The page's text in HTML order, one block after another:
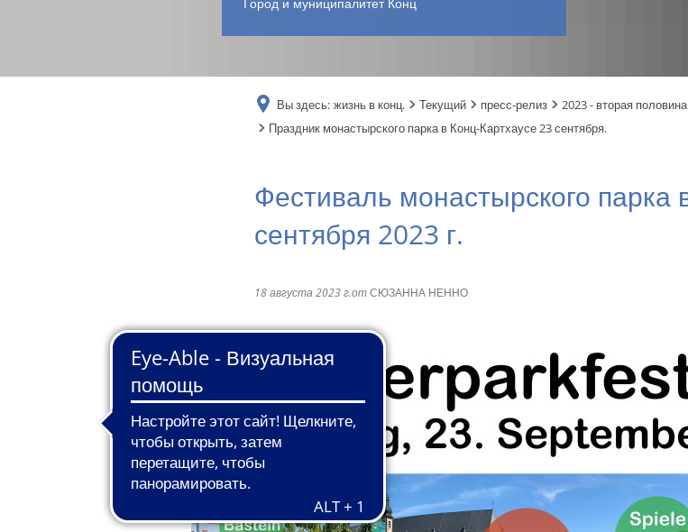
Вы здесь: жизнь в конц. Текущий пресс-релиз
2023 - вторая
Праздник монастырского парка в Конц-Картхаусе 23 сентября.
Фестиваль монастырского парка
сентября 2023 г.
18 августа 2023 г.отСЮЗАННА НЕННО